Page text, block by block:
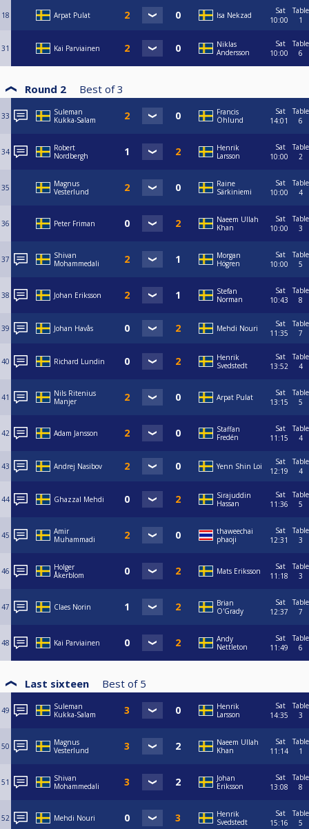
18 Arpat Pulat Isa Nekzad
Sat
10:00
Table
1
31 Kai Parviainen
Niklas
Andersson
Sat
10:00
Table
6
Round 2 Best of 3
33
Suleman
Kukka-Salam
Francis
Öhlund
Sat
14:01
Table
6
34
Robert
Nordbergh
Henrik
Larsson
Sat
10:00
Table
2
35
Magnus
Vesterlund
Raine
Särkiniemi
Sat
10:00
Table
4
36 Peter Friman
Naeem Ullah
Khan
Sat
10:00
Table
3
37
Shivan
Mohammedali
Morgan
Högren
Sat
10:00
Table
5
38 Johan Eriksson
Stefan
Norman
Sat
10:43
Table
8
39 Johan Havås Mehdi Nouri
Sat
11:35
Table
7
40 Richard Lundin
Henrik
Svedstedt
Sat
13:52
Table
4
41
Nils Ritenius
Manjer
Arpat Pulat
Sat
13:15
Table
5
42 Adam Jansson
Staffan
Fredén
Sat
11:15
Table
4
43 Andrej Nasibov Yenn Shin Loi
Sat
12:19
Table
4
44 Ghazzal Mehdi
Sirajuddin
Hassan
Sat
11:36
Table
5
45
Amir
Muhammadi
thaweechai
phaoji
Sat
12:31
Table
3
46
Holger
Åkerblom
Mats Eriksson
Sat
11:18
Table
3
47 Claes Norin
Brian
O'Grady
Sat
12:37
Table
7
48 Kai Parviainen
Andy
Nettleton
Sat
11:49
Table
6
Last sixteen Best of 5
49
Suleman
Kukka-Salam
Henrik
Larsson
Sat
14:35
Table
3
50
Magnus
Vesterlund
Naeem Ullah
Khan
Sat
11:14
Table
1
51
Shivan
Mohammedali
Johan
Eriksson
Sat
13:08
Table
8
52 Mehdi Nouri
Henrik
Svedstedt
Sat
15:16
Table
5